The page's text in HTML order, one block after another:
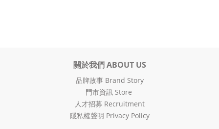
關於我們 ABOUT US
品牌故事 Brand Story
門市資訊 Store
人才招募 Recruitment
隱私權聲明 Privacy Policy